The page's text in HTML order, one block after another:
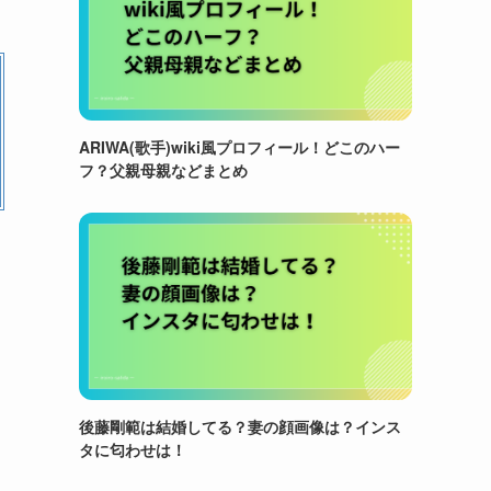
ARIWA(歌手)wiki風プロフィール！どこのハー
フ？父親母親などまとめ
後藤剛範は結婚してる？妻の顔画像は？インス
タに匂わせは！